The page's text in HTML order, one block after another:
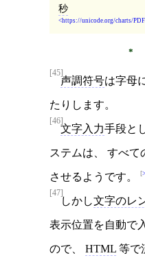
秒
https://unicode.org/charts/
[45]
声調符号は字母
たりします。
[46]
文字入力手段と
ステムは、 すべて
させるようです。
[47]
しかし文字のレ
表示位置を自動で
ので、 HTML 等で